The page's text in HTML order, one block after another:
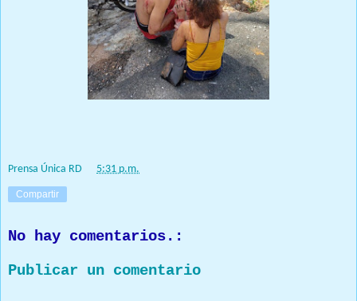
Prensa Única RD 5:31 p.m.
Compartir
No hay comentarios.:
Publicar un comentario